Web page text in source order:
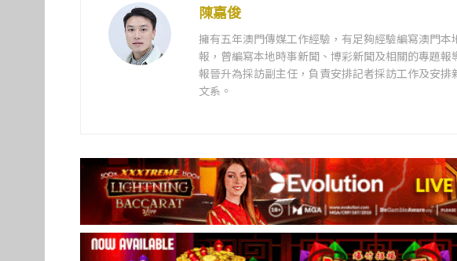
陳嘉俊
擁有五年澳門傳媒工作經驗，有足夠經驗編寫澳門
報，曾編寫本地時事新聞、博彩新聞及相關的專題
報晉升為採訪副主任，負責安排記者採訪工作及安
文系。